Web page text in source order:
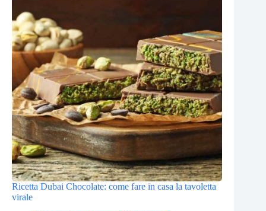
Ricetta Dubai Chocolate: come fare in casa la tavoletta
virale